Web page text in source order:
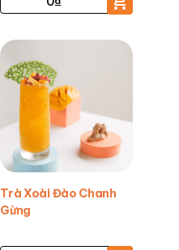
Trà Xoài Đào Chanh
Gừng